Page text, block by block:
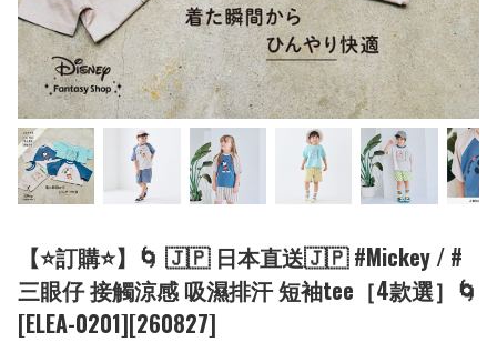
【⭐訂購⭐】🌀 🇯🇵 日本直送🇯🇵 #Mickey / #
三眼仔 接觸涼感 吸濕排汗 短袖tee［4款選］🌀
[ELEA-0201][260827]